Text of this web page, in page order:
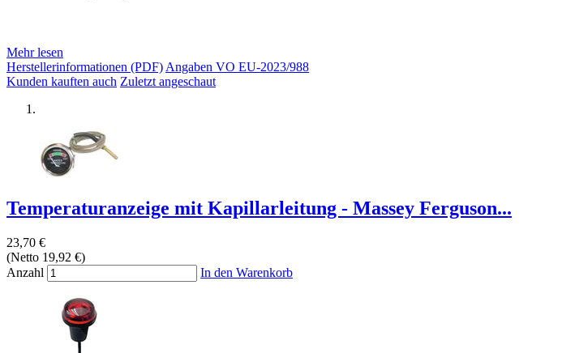
Mehr lesen
Herstellerinformationen (PDF) Angaben VO EU-2023/988
Kunden kauften auch Zuletzt angeschaut
Temperaturanzeige mit Kapillarleitung - Massey Ferguson...
23,70 €
(Netto 19,92 €)
Anzahl
In den Warenkorb